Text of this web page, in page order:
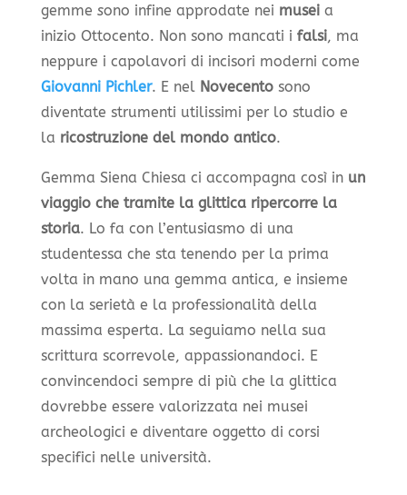
gemme sono infine approdate nei museia
inizio Ottocento. Non sono mancati i falsi, ma
neppure i capolavori di incisori moderni come
Giovanni Pichler. E nel Novecentosono
diventate strumenti utilissimi per lo studio e
la ricostruzione del mondo antico.
Gemma Siena Chiesa ci accompagna così in un
viaggio che tramite la glittica ripercorre la
storia. Lo fa con l’entusiasmo di una
studentessa che sta tenendo per la prima
volta in mano una gemma antica, e insieme
con la serietà e la professionalità della
massima esperta. La seguiamo nella sua
scrittura scorrevole, appassionandoci. E
convincendoci sempre di più che la glittica
dovrebbe essere valorizzata nei musei
archeologici e diventare oggetto di corsi
specifici nelle università.